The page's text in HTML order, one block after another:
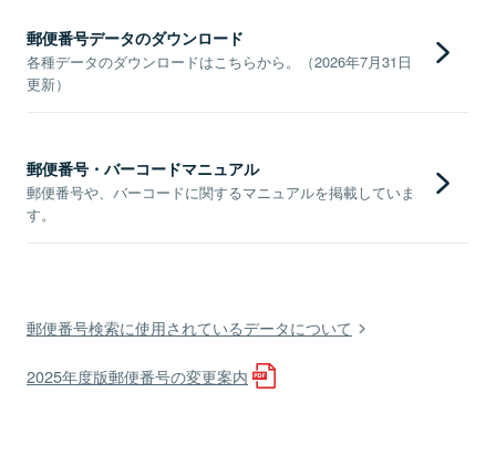
郵便番号データのダウンロード
各種データのダウンロードはこちらから。（2026年7月31日
更新）
郵便番号・バーコードマニュアル
郵便番号や、バーコードに関するマニュアルを掲載していま
す。
郵便番号検索に使用されているデータについて
2025年度版郵便番号の変更案内